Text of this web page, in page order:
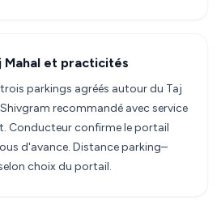
Mahal et practicités
parkings agréés autour du Taj
recommandé avec service
Conducteur confirme le portail
d'avance. Distance parking–
choix du portail.